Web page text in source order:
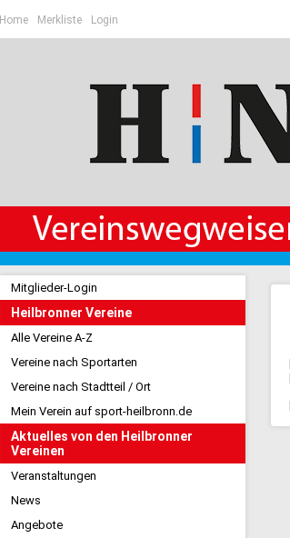
Home Merkliste Login
Mitglieder-Login
Heilbronner Vereine
Alle Vereine A-Z
Vereine nach Sportarten
Vereine nach Stadtteil / Ort
Mein Verein auf sport-heilbronn.de
Aktuelles von den Heilbronner
Vereinen
Veranstaltungen
News
Angebote